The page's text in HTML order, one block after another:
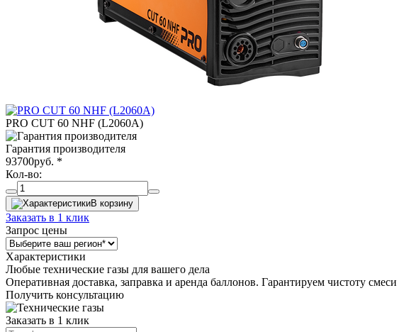
PRO CUT 60 NHF (L2060A)
Гарантия производителя
93700руб. *
Кол-во:
В корзину
Заказать в 1 клик
Запрос цены
Характеристики
Любые технические газы для вашего дела
Оперативная доставка, заправка и аренда баллонов. Гарантируем чистоту
Получить консультацию
Заказать в 1 клик